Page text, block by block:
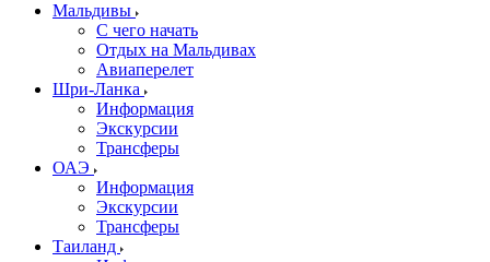
Мальдивы
С чего начать
Отдых на Мальдивах
Авиаперелет
Шри-Ланка
Информация
Экскурсии
Трансферы
ОАЭ
Информация
Экскурсии
Трансферы
Таиланд